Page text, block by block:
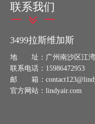
联系我们
3499拉斯维加斯
地 址：广州南沙区江湾
联系电话：15986472953
邮 箱：
官方网站：lindyair.com